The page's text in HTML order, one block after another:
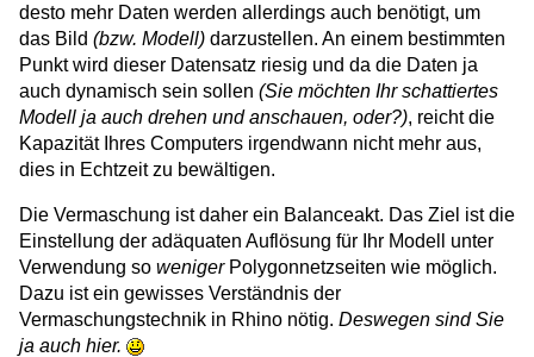
desto mehr Daten werden allerdings auch benötigt, um
das Bild (bzw. Modell) darzustellen. An einem bestimmten
Punkt wird dieser Datensatz riesig und da die Daten ja
auch dynamisch sein sollen (Sie möchten Ihr schattiertes
Modell ja auch drehen und anschauen, oder?), reicht die
Kapazität Ihres Computers irgendwann nicht mehr aus,
dies in Echtzeit zu bewältigen.
Die Vermaschung ist daher ein Balanceakt. Das Ziel ist die
Einstellung der adäquaten Auflösung für Ihr Modell unter
Verwendung so wenigerPolygonnetzseiten wie möglich.
Dazu ist ein gewisses Verständnis der
Vermaschungstechnik in Rhino nötig. Deswegen sind Sie
ja auch hier.